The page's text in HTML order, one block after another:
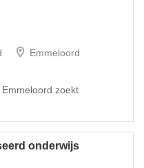
Emmeloord
zoekt
onderwijs